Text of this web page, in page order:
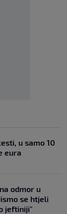
u samo 10
eura
odmor u
se htjeli
jeftiniji"